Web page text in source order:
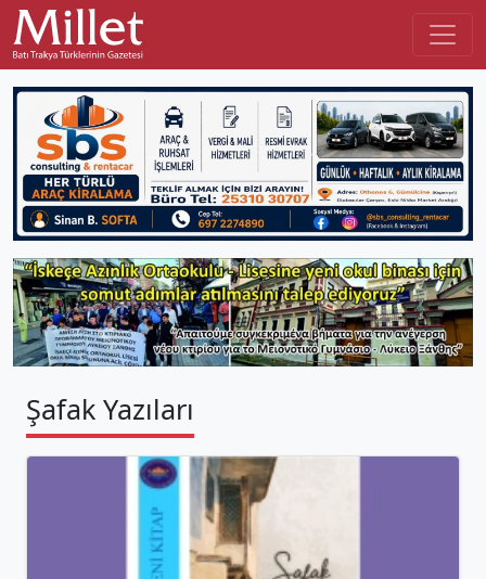
Şafak Yazıları